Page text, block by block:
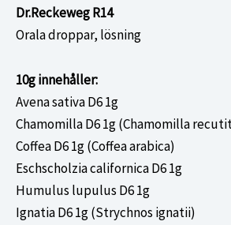
Dr.Reckeweg R14
Orala droppar, lösning
10g innehåller:
Avena sativa D6 1g
Chamomilla D6 1g (Chamomilla
Coffea D6 1g (Coffea arabica)
Eschscholzia californica D6 1g
Humulus lupulus D6 1g
Ignatia D6 1g (Strychnos ignatii)